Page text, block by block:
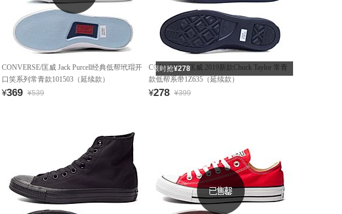
CONVERSE/匡威 Jack Purcell经典低帮玳瑁开
口笑系列常青款101503（延续款）
¥369 ¥539
限时抢¥278
CONVERSE/匡威 2019新款Chuck Taylor 常青
款低帮系带1Z635（延续款）
¥278 ¥399